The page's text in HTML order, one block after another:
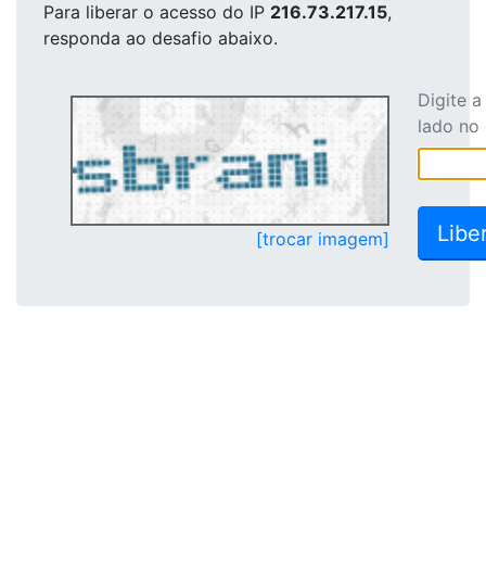
Para liberar o acesso do IP 216.73.217.15,
responda ao desafio abaixo.
[trocar imagem]
Digite
lado no